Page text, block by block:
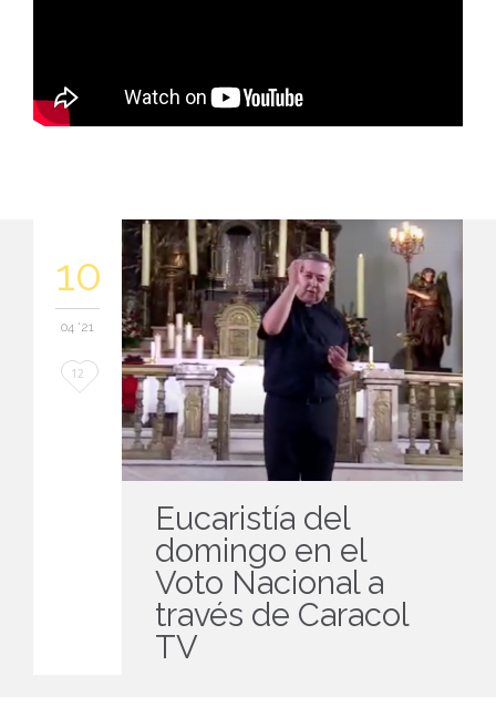
10
04 '21
Love
12
Eucaristía del
domingo en el
Voto Nacional a
través de Caracol
TV